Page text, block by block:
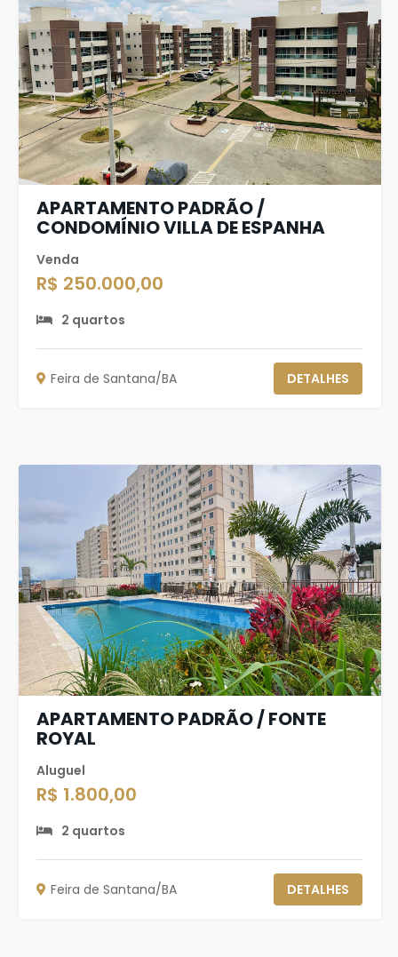
APARTAMENTO PADRÃO /
CONDOMÍNIO VILLA DE ESPANHA
Venda
R$ 250.000,00
2 quartos
Feira de Santana/BA DETALHES
APARTAMENTO PADRÃO / FONTE
ROYAL
Aluguel
R$ 1.800,00
2 quartos
Feira de Santana/BA DETALHES